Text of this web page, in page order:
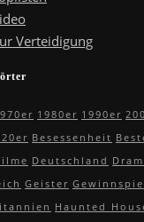
Verteidigung
1980er 1990er
Besessenheit
Deutschland
Geister
Haunted